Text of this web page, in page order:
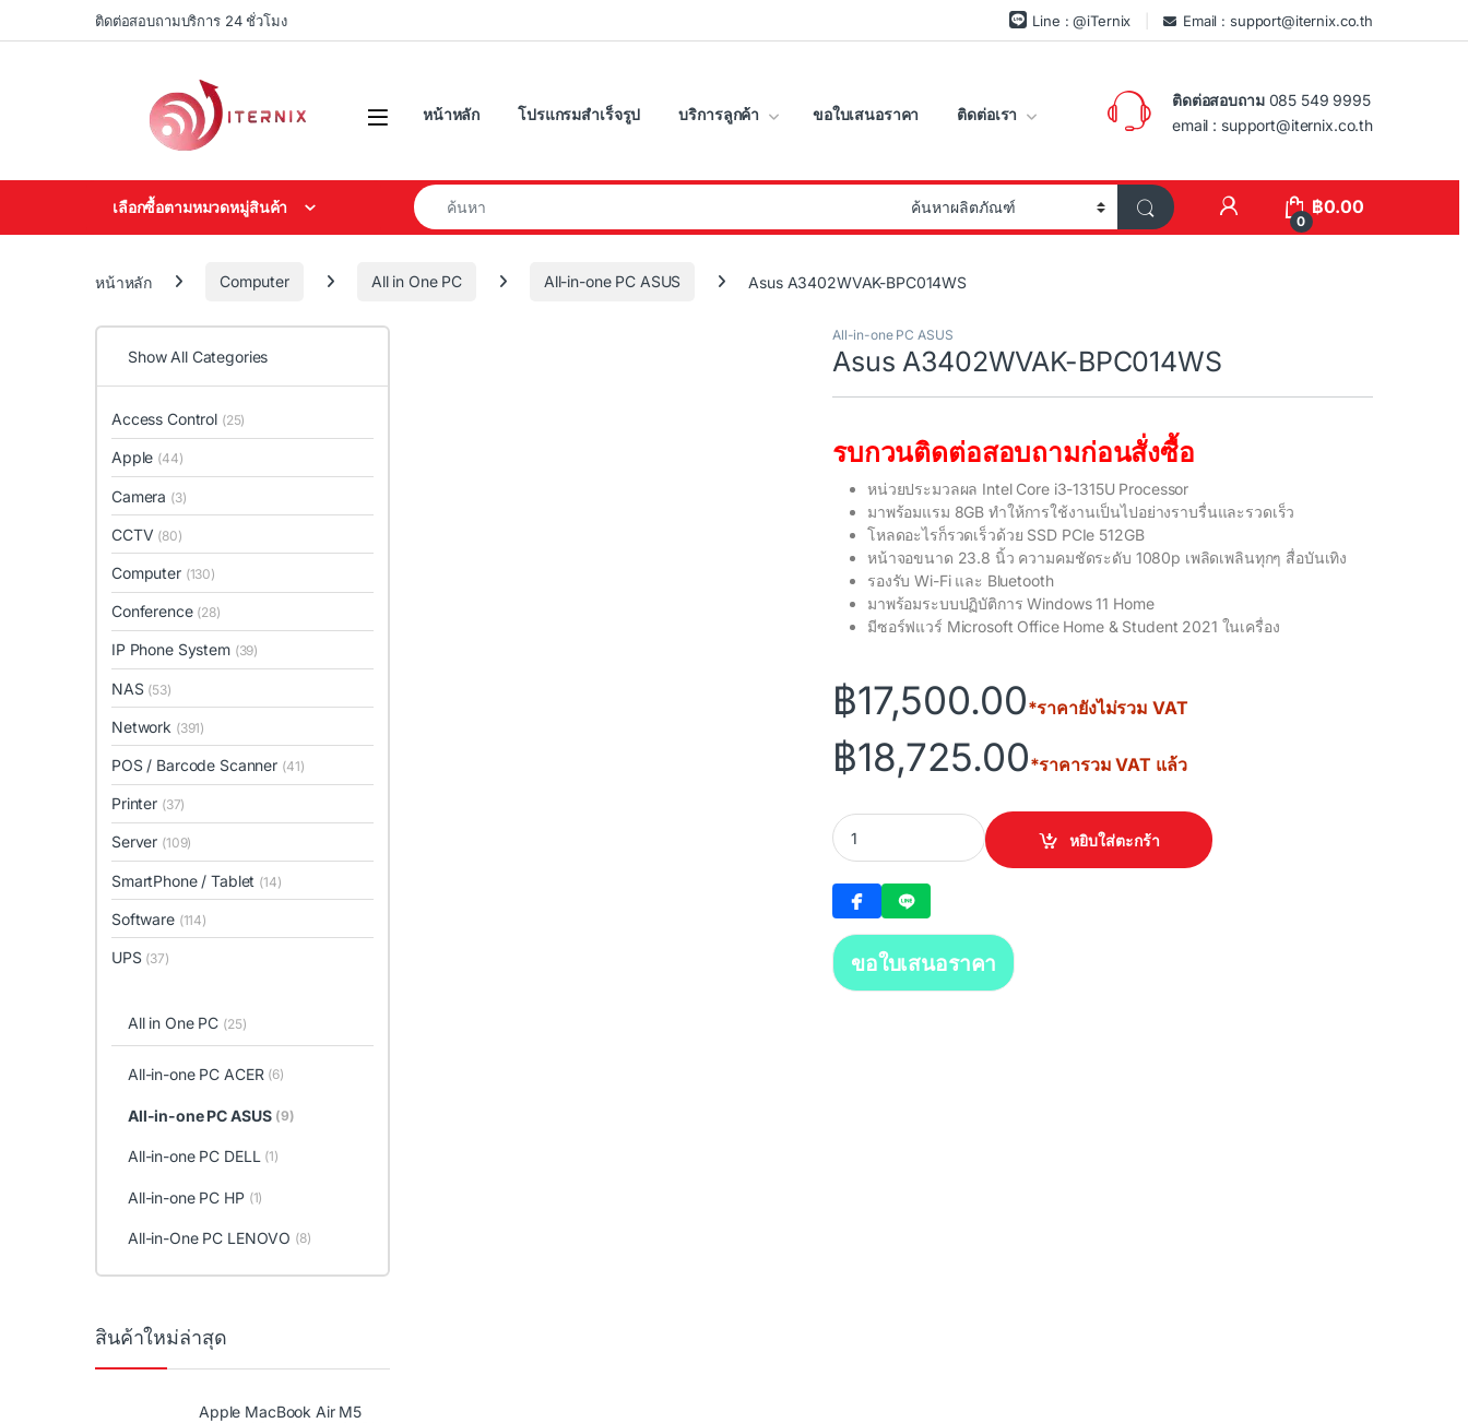
Skip to navigation
Skip to contentติดต่อสอบถามบริการ 24 ชั่วโมง Line : @iTernix Email : support@iternix.co.th
หน้าหลัก โปรแกรมสำเร็จรูป บริการลูกค้า ขอใบเสนอราคา ติดต่อเรา
ติดต่อสอบถาม085 549 9995
email : support@iternix.co.th
เลือกซื้อตามหมวดหมู่สินค้า
Search for:
0
฿0.00
หน้าหลัก Computer All in One PC All-in-one PC ASUS Asus A3402WVAK-BPC014WS
All-in-one PC ASUS
Asus A3402WVAK-BPC014WS
รบกวนติดต่อสอบถามก่อนสั่งซื้อ
หน่วยประมวลผล Intel Core i3-1315U Processor
มาพร้อมแรม 8GB ทำให้การใช้งานเป็นไปอย่างราบรื่นและรวดเร็ว
โหลดอะไรก็รวดเร็วด้วย SSD PCIe 512GB
หน้าจอขนาด 23.8 นิ้ว ความคมชัดระดับ 1080p เพลิดเพลินทุกๆ สื่อบันเทิง
รองรับ Wi-Fi และ Bluetooth
มาพร้อมระบบปฏิบัติการ Windows 11 Home
มีซอร์ฟแวร์ Microsoft Office Home & Student 2021 ในเครื่อง
฿17,500.00*ราคายังไม่รวม VAT
฿18,725.00*ราคารวม VAT แล้ว
Asus A3402WVAK-BPC014WS quantity
หยิบใส่ตะกร้า
ขอใบเสนอราคา
Show All Categories
Access Control (25)
Apple (44)
Camera (3)
CCTV (80)
Computer (130)
Conference (28)
IP Phone System (39)
NAS (53)
Network (391)
POS / Barcode Scanner (41)
Printer (37)
Server (109)
SmartPhone / Tablet (14)
Software (114)
UPS (37)
All in One PC (25)
All-in-one PC ACER (6)
All-in-one PC ASUS (9)
All-in-one PC DELL (1)
All-in-one PC HP (1)
All-in-One PC LENOVO (8)
สินค้าใหม่ล่าสุด
Apple MacBook Air M5